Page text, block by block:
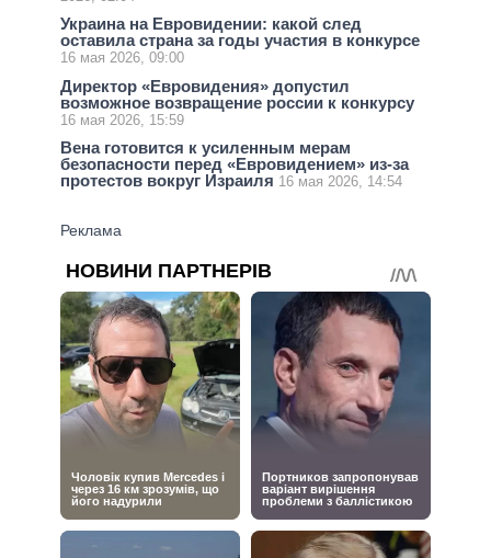
Украина на Евровидении: какой след
оставила страна за годы участия в конкурсе
16 мая 2026, 09:00
Директор «Евровидения» допустил
возможное возвращение россии к конкурсу
16 мая 2026, 15:59
Вена готовится к усиленным мерам
безопасности перед «Евровидением» из-за
протестов вокруг Израиля 16 мая 2026, 14:54